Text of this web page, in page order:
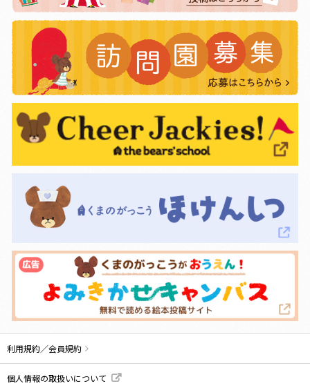
利用規約／会員規約
個人情報の取扱いについて